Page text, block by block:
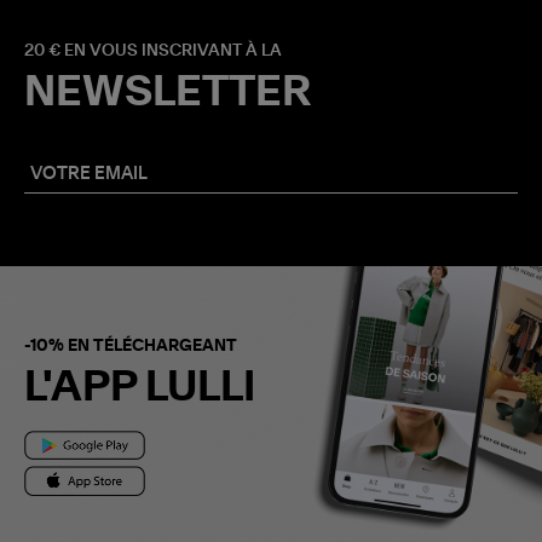
20 € EN VOUS INSCRIVANT À LA
NEWSLETTER
-10% EN TÉLÉCHARGEANT
L'APP LULLI